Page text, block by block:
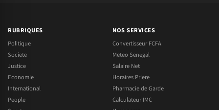
RUBRIQUES
Politique
Societe
Justice
Economie
International
People
NOS SERVICES
Convertisseur FCFA
Meteo Senegal
Salaire Net
Horaires Priere
Pharmacie de Garde
Calculateur IMC